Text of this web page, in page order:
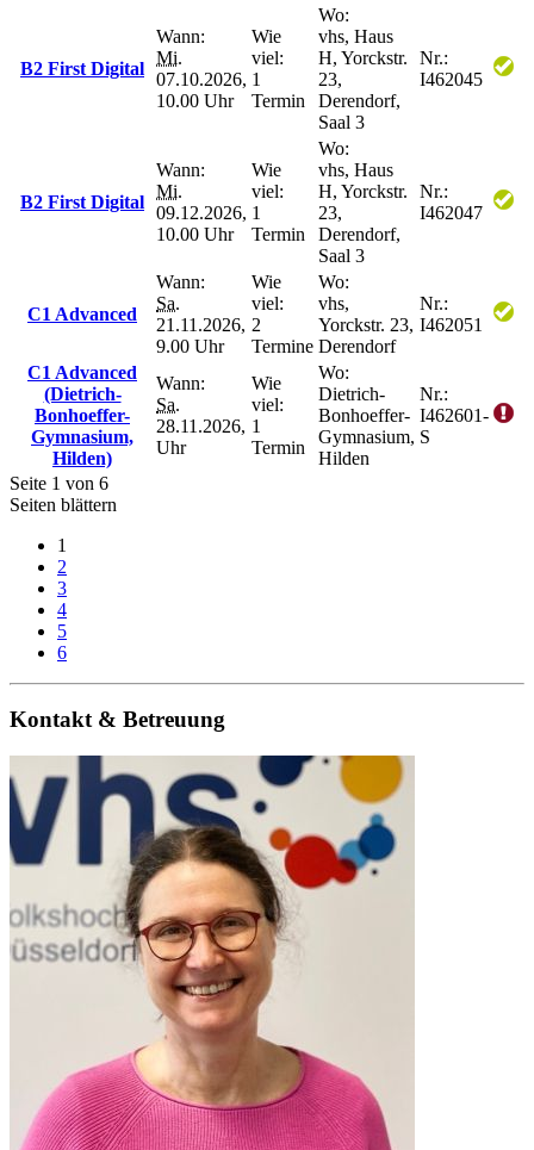
B2 First Digital
Wann:
Mi.
07.10.2026,
10.00 Uhr
Wie
viel:
1
Termin
Wo:
vhs, Haus
H, Yorckstr.
23,
Derendorf,
Saal 3
Nr.:
I462045
B2 First Digital
Wann:
Mi.
09.12.2026,
10.00 Uhr
Wie
viel:
1
Termin
Wo:
vhs, Haus
H, Yorckstr.
23,
Derendorf,
Saal 3
Nr.:
I462047
C1 Advanced
Wann:
Sa.
21.11.2026,
9.00 Uhr
Wie
viel:
2
Termine
Wo:
vhs,
Yorckstr. 23,
Derendorf
Nr.:
I462051
C1 Advanced
(Dietrich-
Bonhoeffer-
Gymnasium,
Hilden)
Wann:
Sa.
28.11.2026,
Uhr
Wie
viel:
1
Termin
Wo:
Dietrich-
Bonhoeffer-
Gymnasium,
Hilden
Nr.:
I462601-
S
Seite 1 von 6
Seiten blättern
1
2
3
4
5
6
Kontakt & Betreuung